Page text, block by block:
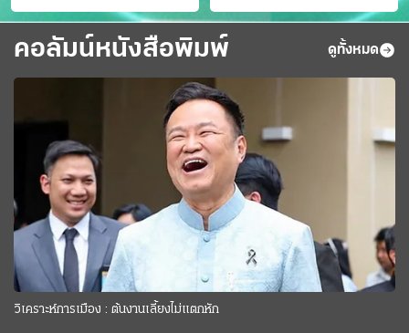
ขาแข้งชั่วคราว
"หนู" กอด "หนิม" สยบลือ
คอลัมน์หนังสือพิมพ์ ดูทั้งหมด
วิเคราะห์การเมือง : ต้นงานเลี้ยงไม่แตกหัก